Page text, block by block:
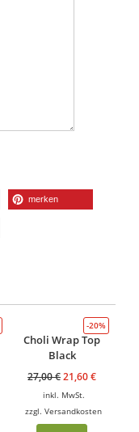
merken
-20%
Choli Wrap Top
Black
27,00€21,60€
inkl. MwSt.
zzgl.Versandkosten